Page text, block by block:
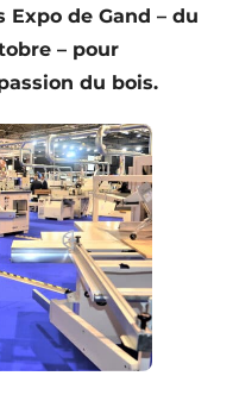
de Gand – du
– pour
du bois.